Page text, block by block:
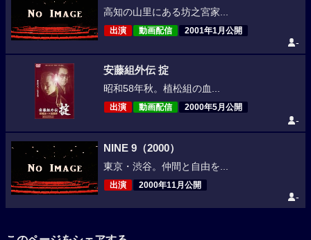
高知の山里にある坊之宮家...
出演 動画配信 2001年1月公開
-
安藤組外伝 掟
昭和58年秋。植松組の血...
出演 動画配信 2000年5月公開
-
NINE 9（2000）
東京・渋谷。仲間と自由を...
出演 2000年11月公開
-